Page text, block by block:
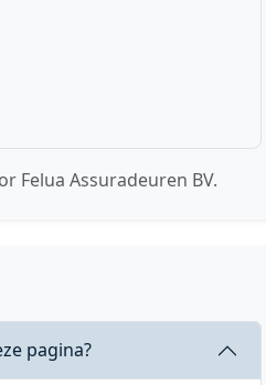
Felua Assuradeuren BV.
pagina?